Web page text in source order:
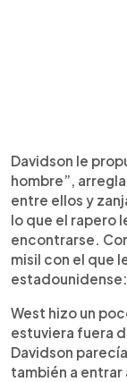
Davidson le
hombre”,
entre ellos y
lo que el rapero
encontrarse.
misil con el que
estadounidense:
West hizo un
estuviera fuera
Davidson
también a entrar